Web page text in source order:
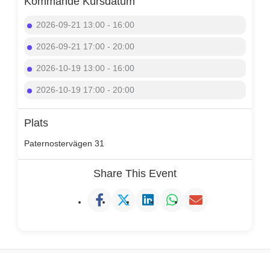
2026-09-21 13:00 - 16:00
2026-09-21 17:00 - 20:00
2026-10-19 13:00 - 16:00
2026-10-19 17:00 - 20:00
Plats
Paternostervägen 31
Share This Event